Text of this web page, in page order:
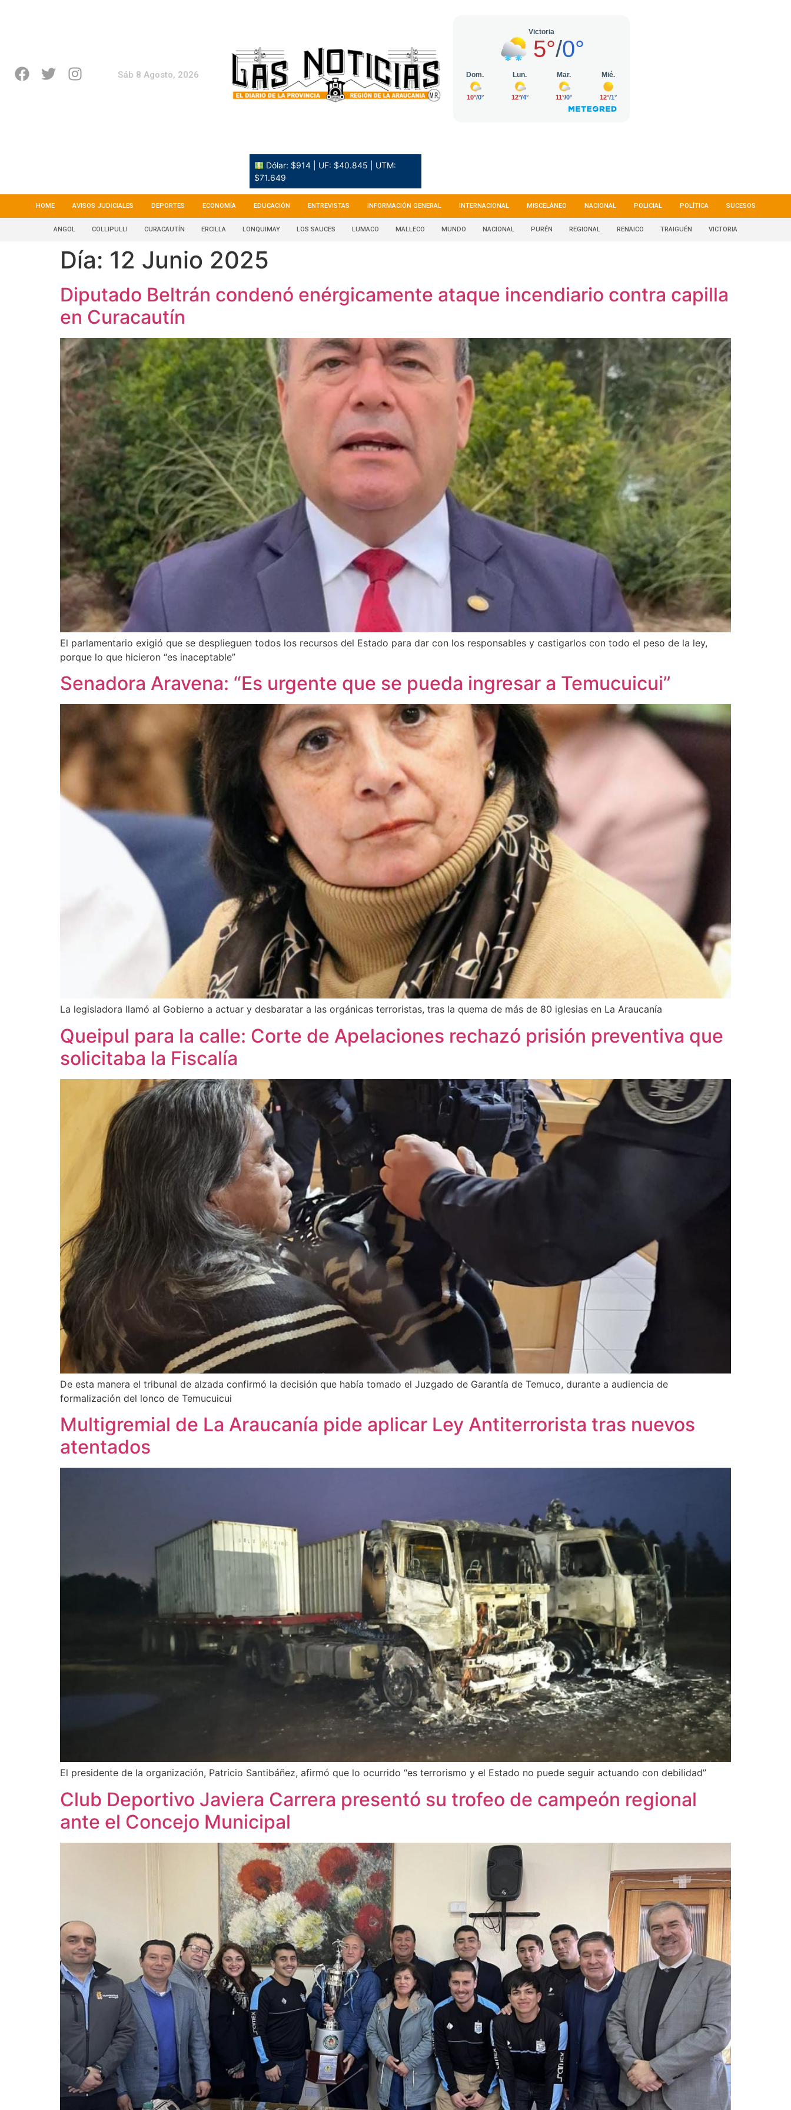
Sáb 8 Agosto, 2026
Dólar: $914 | UF: $40.845 | UTM:
$71.649
HOME AVISOS JUDICIALES DEPORTES ECONOMÍA EDUCACIÓN ENTREVISTAS INFORMACIÓN GENERAL INTERNACIONAL MISCELÁNEO NACIONAL POLICIAL POLÍTICA SUCESOS
ANGOL COLLIPULLI CURACAUTÍN ERCILLA LONQUIMAY LOS SAUCES LUMACO MALLECO MUNDO NACIONAL PURÉN REGIONAL RENAICO TRAIGUÉN VICTORIA
Día: 12 Junio 2025
Diputado Beltrán condenó enérgicamente ataque incendiario contra capilla
en Curacautín
El parlamentario exigió que se desplieguen todos los recursos del Estado para dar con los responsables y castigarlos con todo el peso de la ley,
porque lo que hicieron “es inaceptable”
Senadora Aravena: “Es urgente que se pueda ingresar a Temucuicui”
La legisladora llamó al Gobierno a actuar y desbaratar a las orgánicas terroristas, tras la quema de más de 80 iglesias en La Araucanía
Queipul para la calle: Corte de Apelaciones rechazó prisión preventiva que
solicitaba la Fiscalía
De esta manera el tribunal de alzada confirmó la decisión que había tomado el Juzgado de Garantía de Temuco, durante a audiencia de
formalización del lonco de Temucuicui
Multigremial de La Araucanía pide aplicar Ley Antiterrorista tras nuevos
atentados
El presidente de la organización, Patricio Santibáñez, afirmó que lo ocurrido “es terrorismo y el Estado no puede seguir actuando con debilidad”
Club Deportivo Javiera Carrera presentó su trofeo de campeón regional
ante el Concejo Municipal